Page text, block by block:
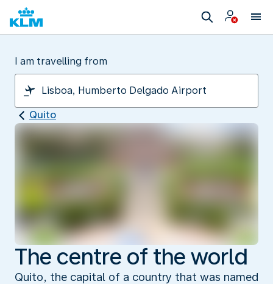
I am travelling from
Quito
The centre of the world
Quito, the capital of a country that was named